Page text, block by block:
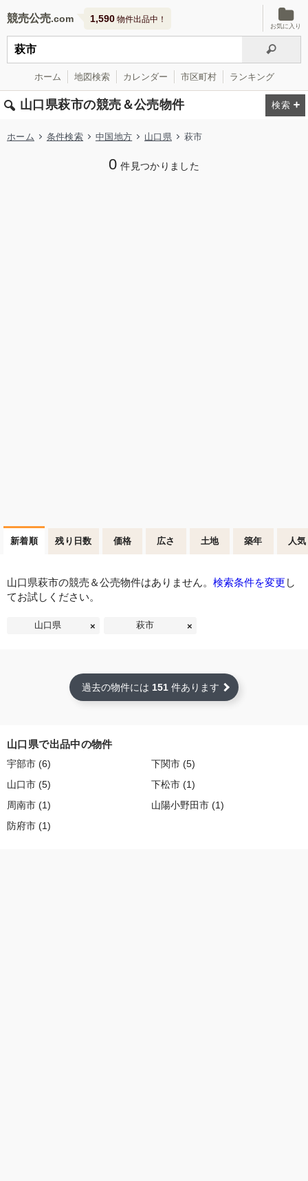
競売公売 1,590 物件出品中！
お気に入り
ホーム 地図検索 カレンダー 市区町村 ランキング
山口県萩市の競売＆公売物件
ホーム 条件検索 中国地方 山口県 萩市
0 件見つかりました
新着順 残り日数 価格 広さ 土地 築年 人気
山口県萩市の競売＆公売物件はありません。 検索条件を変更 し
てお試しください。
山口県 萩市
過去の物件には 151 件あります
山口県で出品中の物件
宇部市 (6) 下関市 (5)
山口市 (5) 下松市 (1)
周南市 (1) 山陽小野田市 (1)
防府市 (1)